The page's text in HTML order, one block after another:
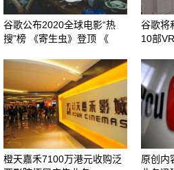
谷歌公布2020全球电影“热
搜”榜 《寄生虫》登顶 《
谷歌将
10部
橙天嘉禾7100万港元收购泛
原创内